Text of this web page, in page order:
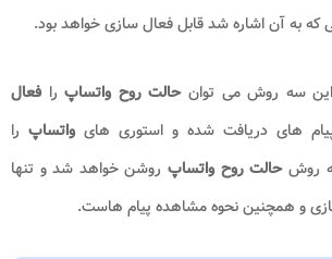
به آن اشاره شد قابل فعال سازی خواهد بود.
این سه روش می توانحالت روح واتساپ رافعال
های دریافت شده و استوری های واتساپ را
روشحالت روح واتساپ روشن خواهد شد و تنها
و همچنین نحوه مشاهده پیام هاست.